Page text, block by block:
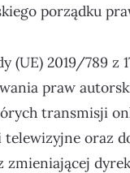
porządku
2019/789 z
praw
transmisji
oraz